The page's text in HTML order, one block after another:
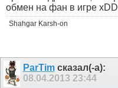
обмен на фан в игре xDD
Shahgar Karsh-on
ParTimсказал(-а):
08.04.2013 23:44